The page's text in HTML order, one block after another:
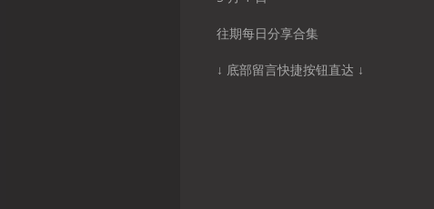
往期每日分享合集
↓ 底部留言快捷按钮直达 ↓